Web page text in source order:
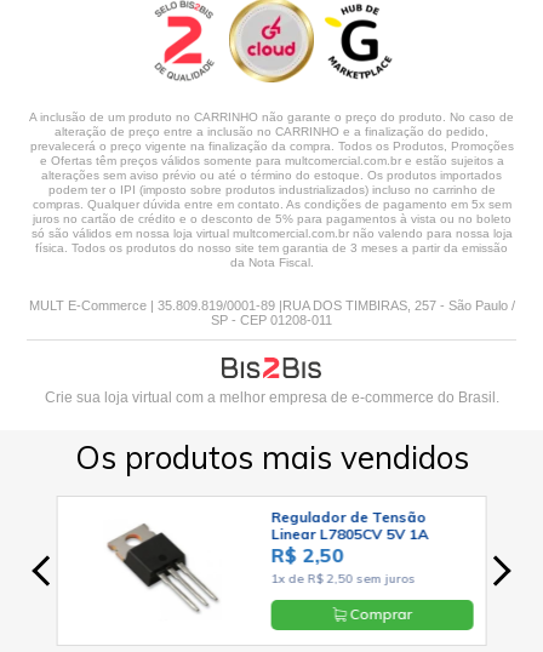
A inclusão de um produto no CARRINHO não garante o preço do produto. No caso de
alteração de preço entre a inclusão no CARRINHO e a finalização do pedido,
prevalecerá o preço vigente na finalização da compra. Todos os Produtos, Promoções
e Ofertas têm preços válidos somente para multcomercial.com.br e estão sujeitos a
alterações sem aviso prévio ou até o término do estoque. Os produtos importados
podem ter o IPI (imposto sobre produtos industrializados) incluso no carrinho de
compras. Qualquer dúvida entre em contato. As condições de pagamento em 5x sem
juros no cartão de crédito e o desconto de 5% para pagamentos à vista ou no boleto
só são válidos em nossa loja virtual multcomercial.com.br não valendo para nossa loja
física. Todos os produtos do nosso site tem garantia de 3 meses a partir da emissão
da Nota Fiscal.
MULT E-Commerce | 35.809.819/0001-89 |RUA DOS TIMBIRAS, 257 - São Paulo /
SP - CEP 01208-011
Crie sua loja virtual com a melhor empresa de e-commerce do Brasil.
Os produtos mais vendidos
Regulador de Tensão
Linear L7805CV 5V 1A
Positivo TO-220 - Cód. Loja
03
R$ 2,50
1x de R$ 2,50 sem juros
Comprar